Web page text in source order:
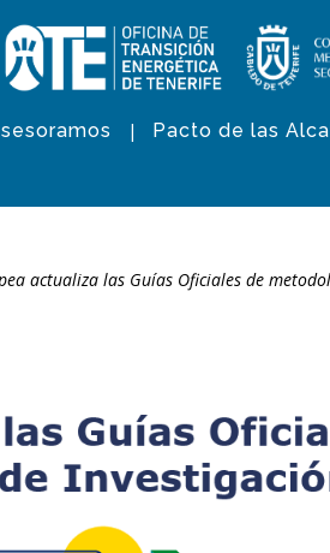
Pacto de las
actualiza las Guías Oficiales de